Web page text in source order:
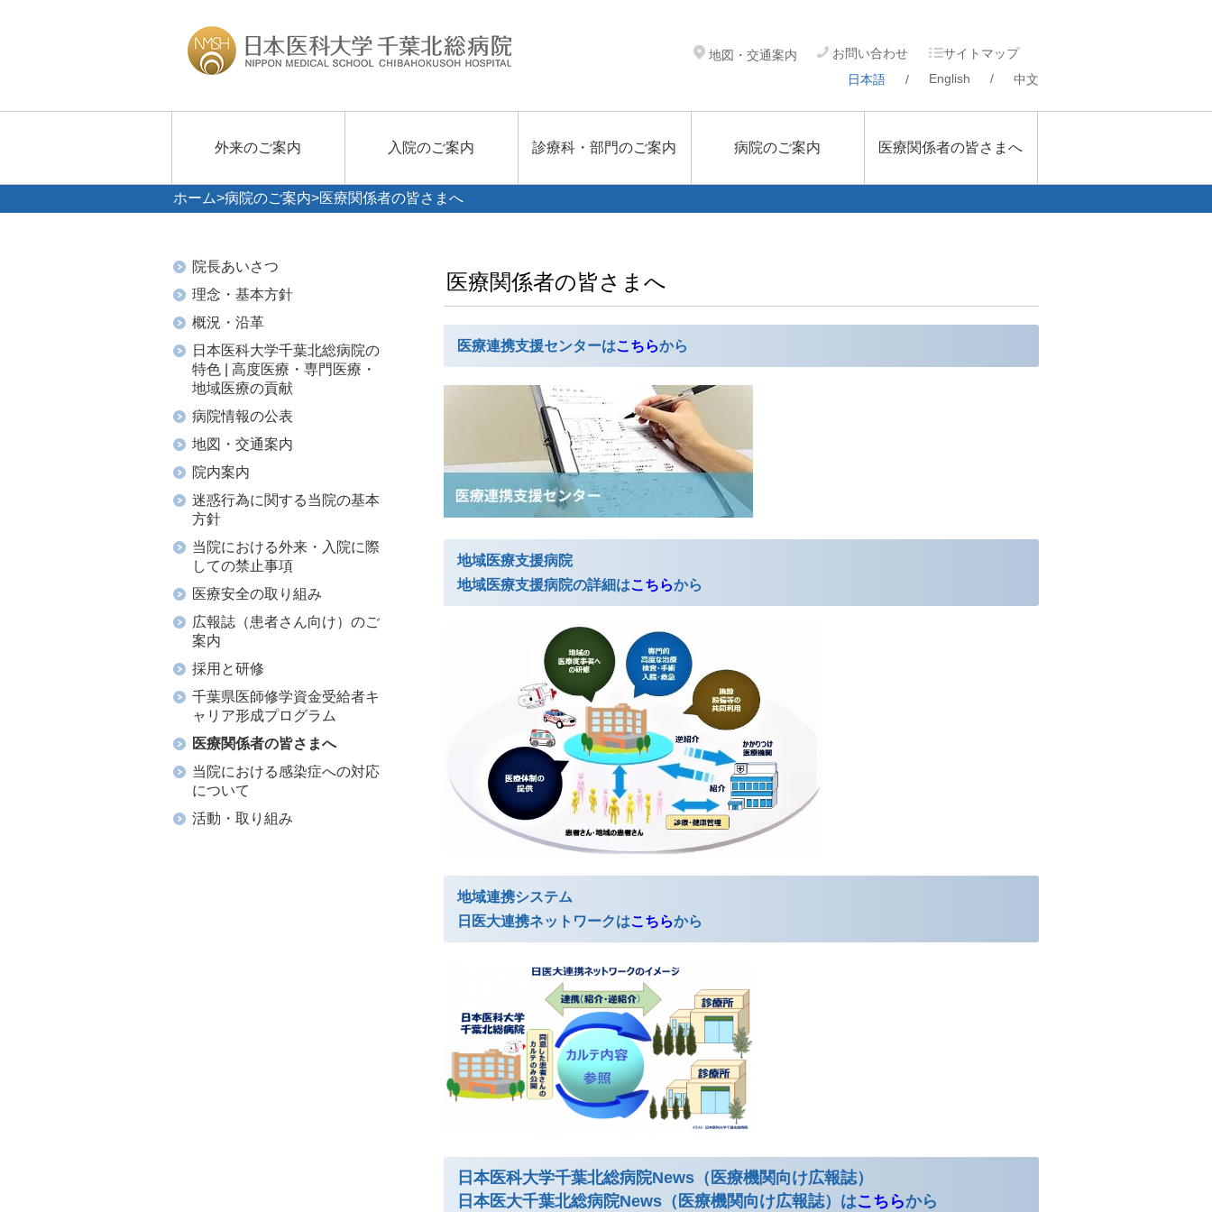
地図・交通案内 お問い合わせ
サイトマップ
日本語
/ English / 中文
外来のご案内 入院のご案内 診療科・部門のご案内 病院のご案内 医療関係者の皆さまへ
ホーム>病院のご案内>医療関係者の皆さまへ
院長あいさつ
理念・基本方針
概況・沿革
日本医科大学千葉北総病院の
特色 | 高度医療・専門医療・
地域医療の貢献
病院情報の公表
地図・交通案内
院内案内
迷惑行為に関する当院の基本
方針
当院における外来・入院に際
しての禁止事項
医療安全の取り組み
広報誌（患者さん向け）のご
案内
採用と研修
千葉県医師修学資金受給者キ
ャリア形成プログラム
医療関係者の皆さまへ
当院における感染症への対応
について
活動・取り組み
医療関係者の皆さまへ
医療連携支援センターはこちらから
地域医療支援病院
地域医療支援病院の詳細はこちらから
地域連携システム
日医大連携ネットワークはこちらから
日本医科大学千葉北総病院News（医療機関向け広報誌）
日本医大千葉北総病院News（医療機関向け広報誌）はこちらから